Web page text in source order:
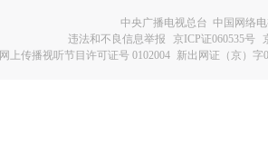
中央广播电视总台 中国网络
违法和不良信息举报
京ICP证060535号
网上传播视听节目许可证号 0102004 新出网证（京）